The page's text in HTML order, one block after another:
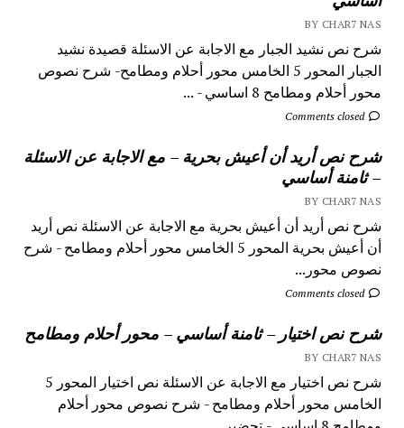
BY CHAR7 NAS
شرح نص نشيد الجبار مع الاجابة عن الاسئلة قصيدة نشيد
الجبار المحور 5 الخامس محور أحلام ومطامح- شرح نصوص
محور أحلام ومطامح 8 اساسي - ...
Comments closed
شرح نص أريد أن أعيش بحرية – مع الاجابة عن الاسئلة
– ثامنة أساسي
BY CHAR7 NAS
شرح نص أريد أن أعيش بحرية مع الاجابة عن الاسئلة نص أريد
أن أعيش بحرية المحور 5 الخامس محور أحلام ومطامح - شرح
نصوص محور...
Comments closed
شرح نص اختيار – ثامنة أساسي – محور أحلام ومطامح
BY CHAR7 NAS
شرح نص اختيار مع الاجابة عن الاسئلة نص اختيار المحور 5
الخامس محور أحلام ومطامح - شرح نصوص محور أحلام